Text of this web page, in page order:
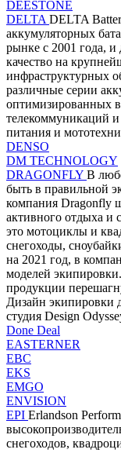
DEESTONE
DELTA DELTA
аккумуляторных
рынке с 2001 года, и
качество на
инфраструктурных
различные серии
оптимизированных в
телекоммуникаций и
питания и
DENSO
DM TECHNOLOGY
DRAGONFLY В
быть в правильной
компания Dragonfly
активного отдыха и
это мотоциклы и
снегоходы,
на 2021 год, в
моделей
продукции
Дизайн экипировки
студия Design
Done Deal
EASTERNER
EBC
EKS
EMGO
ENVISION
EPI Erlandson
снегоходов,